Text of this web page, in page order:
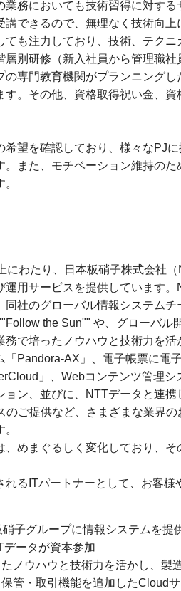
業務においても技術習得に対す
できるので、無理なく技術向上
ても注力しており、技術、テク
層別研修（新入社員から管理職
の専門教育機関がプランニング
。その他、資格取得祝い金、資
希望を確認しており、様々なPJ
。また、モチベーション維持の
にわたり、日本板硝子株式会社
運用サービスを提供しています
同社のグローバル情報システム
the Sun"" や、グローバル
務で培ったノウハウと技術力を
「Pandora-AX」、電子帳票に電
」、Webコンテンツ管理シ
ョン、並びに、NTTデータと連
のご提供など、さまざまな業界
、めまぐるしく変化しており、
れるITパートナーとして、お客
子グループに情報システムを提
ータが資本参加
ノウハウと技術力を活かし、製
管・取引機能を追加したCloud